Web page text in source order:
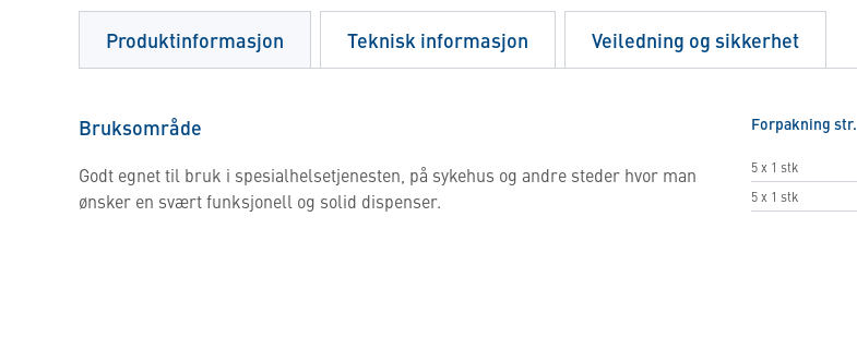
Produktinformasjon
Bruksområde
Godt egnet til bruk i spesialhelsetjenesten, på sykehus og andre steder hvor man
ønsker en svært funksjonell og solid dispenser.
Forpakning str.
5 x 1 stk
5 x 1 stk
Teknisk informasjon Veiledning og sikkerhet